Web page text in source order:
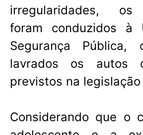
irregularidades, os
foram conduzidos à
Segurança Pública,
lavrados os autos
previstos na
Considerando que o